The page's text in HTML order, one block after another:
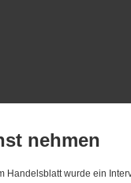
nehmen
Handelsblatt wurde ein